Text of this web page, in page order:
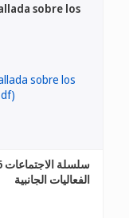
sobre los
الفعاليات الجانبية